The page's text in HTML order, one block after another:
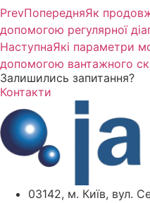
PrevПопередняЯк
допомогою регулярної
НаступнаЯкі параметри
допомогою вантажного
Залишились запитання?
Контакти
03142, м. Київ, вул.